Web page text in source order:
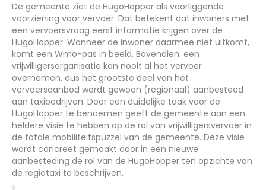
De gemeente ziet de HugoHopper als voorliggende
voorziening voor vervoer. Dat betekent dat inwoners met
een vervoersvraag eerst informatie krijgen over de
HugoHopper. Wanneer de inwoner daarmee niet uitkomt,
komt een Wmo-pas in beeld. Bovendien: een
vrijwilligersorganisatie kan nooit al het vervoer
overnemen, dus het grootste deel van het
vervoersaanbod wordt gewoon (regionaal) aanbesteed
aan taxibedrijven. Door een duidelijke taak voor de
HugoHopper te benoemen geeft de gemeente aan een
heldere visie te hebben op de rol van vrijwilligersvervoer in
de totale mobiliteitspuzzel van de gemeente. Deze visie
wordt concreet gemaakt door in een nieuwe
aanbesteding de rol van de HugoHopper ten opzichte van
de regiotaxi te beschrijven.